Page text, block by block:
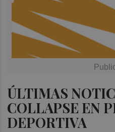
ÚLTIMAS
COLLAPSE EN
DEPORTIVA